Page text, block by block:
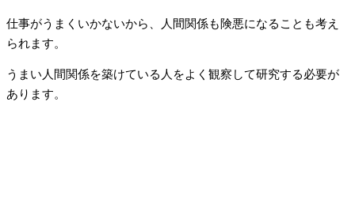
仕事がうまくいかないから、人間関係も険悪になることも考え
られます。
うまい人間関係を築けている人をよく観察して研究する必要が
あります。